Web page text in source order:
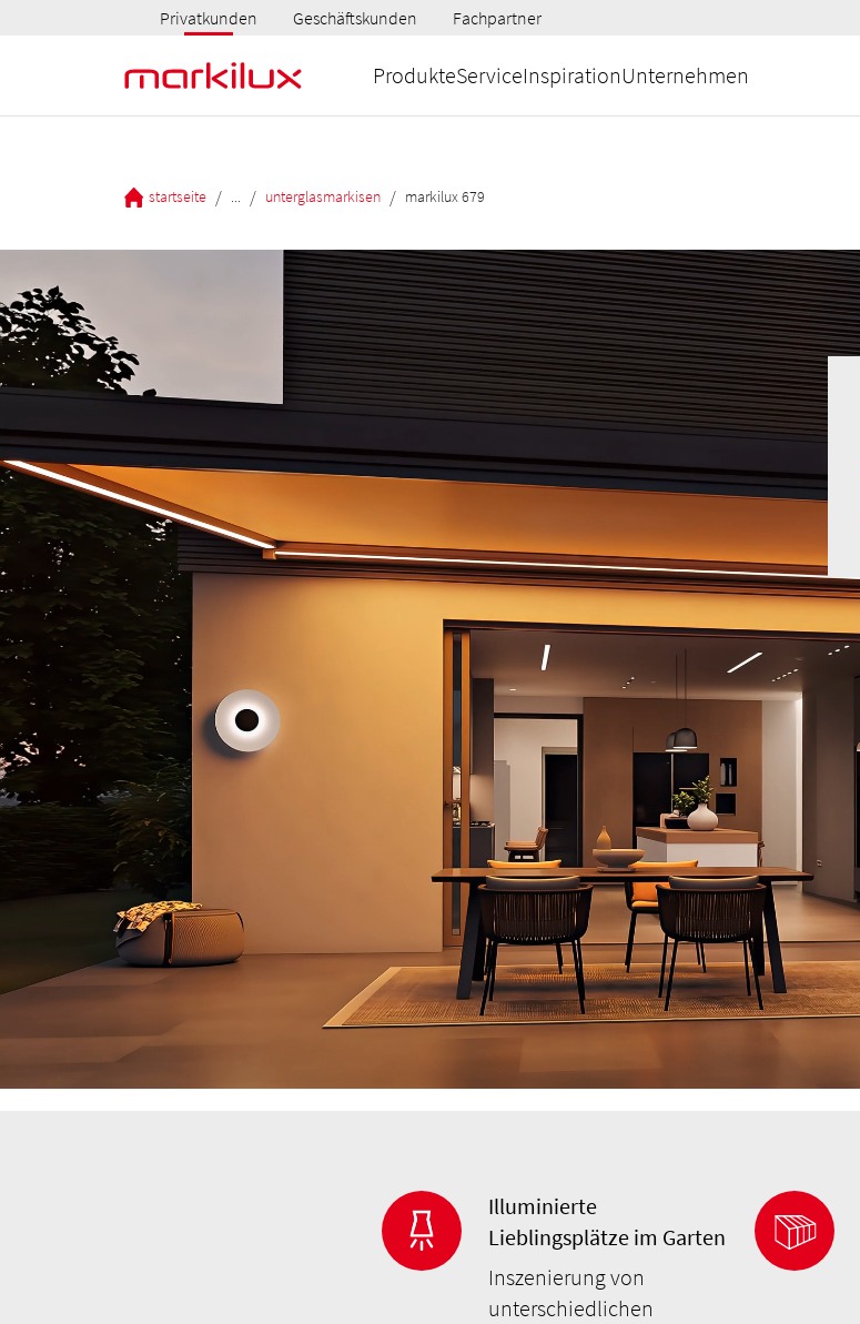
Privatkunden Geschäftskunden Fachpartner
ProdukteServiceInspirationUnternehmen
startseite / / unterglasmarkisen / markilux 679
Illuminierte
Lieblingsplätze im Garten
Inszenierung von
unterschiedlichen